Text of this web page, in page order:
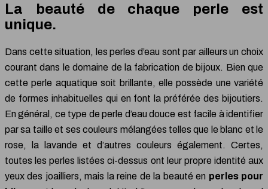
La beauté de chaque perle est
unique.
Dans cette situation, les perles d’eau sont par ailleurs un choix
courant dans le domaine de la fabrication de bijoux. Bien que
cette perle aquatique soit brillante, elle possède une variété
de formes inhabituelles qui en font la préférée des bijoutiers.
En général, ce type de perle d’eau douce est facile à identifier
par sa taille et ses couleurs mélangées telles que le blanc et le
rose, la lavande et d’autres couleurs également. Certes,
toutes les perles listées ci-dessus ont leur propre identité aux
yeux des joailliers, mais la reine de la beauté en perles pour